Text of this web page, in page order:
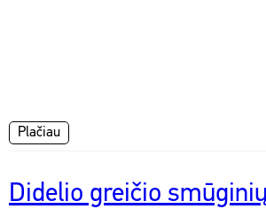
Plačiau
Didelio greičio